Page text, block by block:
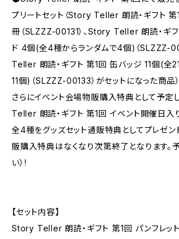
プリートセット（Story Teller 朗読・ギフト 第
冊（SLZZZ-00131）、Story Teller 朗読・ギ
ド 4個(全4種からランダムで4個)（SLZZZ-
Teller 朗読・ギフト 第1回 缶バッジ 11個(全
11個)（SLZZZ-00133）がセットになった商品）
さらにイベント会場物販購入特典として予定
Teller 朗読・ギフト 第1回 イベント開催日入
全4種をグッズセット通販特典としてプレゼン
販購入特典はなくなり次第終了となります。
い）!
【セット内容】
Story Teller 朗読・ギフト 第1回 パンフレット